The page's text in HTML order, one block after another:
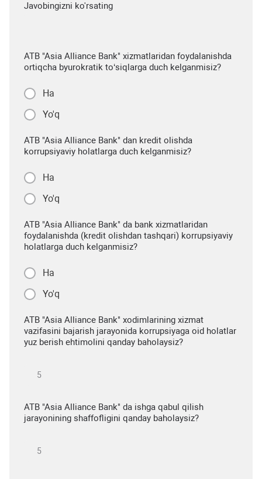
Javobingizni ko'rsating
ATB "Asia Alliance Bank" xizmatlaridan foydalanishda
ortiqcha byurokratik to‘siqlarga duch kelganmisiz?
Ha
Yo'q
ATB "Asia Alliance Bank" dan kredit olishda
korrupsiyaviy holatlarga duch kelganmisiz?
Ha
Yo'q
ATB "Asia Alliance Bank" da bank xizmatlaridan
foydalanishda (kredit olishdan tashqari) korrupsiyaviy
holatlarga duch kelganmisiz?
Ha
Yo'q
ATB "Asia Alliance Bank" xodimlarining xizmat
vazifasini bajarish jarayonida korrupsiyaga oid holatlar
yuz berish ehtimolini qanday baholaysiz?
ATB "Asia Alliance Bank" da ishga qabul qilish
jarayonining shaffofligini qanday baholaysiz?